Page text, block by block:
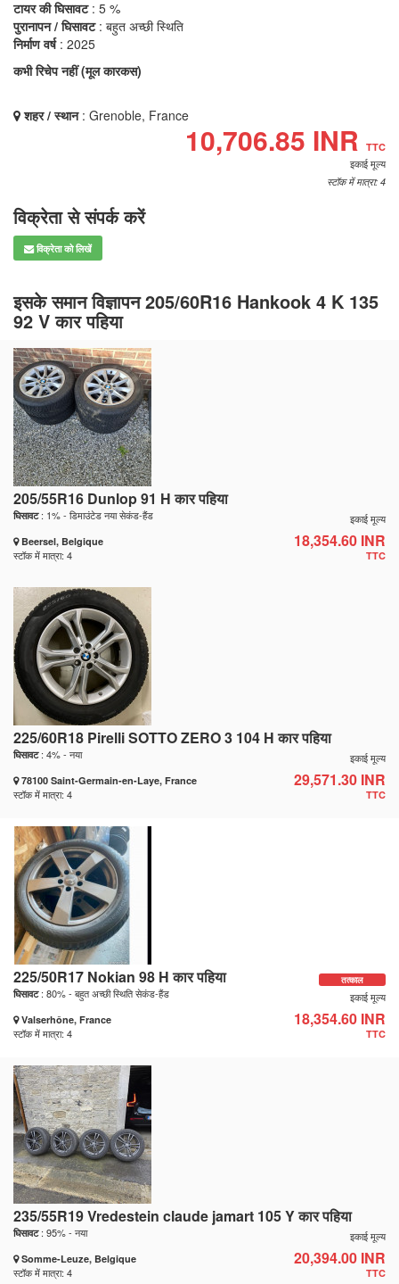
टायर की घिसावट: 5 %
पुरानापन / घिसावट: बहुत अच्छी स्थिति
निर्माण वर्ष: 2025
कभी रिचेप नहीं (मूल कारकस)
शहर / स्थान: Grenoble, France
10,706.85 INR TTC
इकाई मूल्य
स्टॉक में मात्रा: 4
विक्रेता से संपर्क करें
विक्रेता को लिखें
इसके समान विज्ञापन 205/60R16 Hankook 4 K 135
92 V कार पहिया
205/55R16 Dunlop 91 H कार पहिया
घिसावट: 1% - डिमाउंटेड नया सेकंड-हैंड
Beersel, Belgique
स्टॉक में मात्रा: 4
इकाई मूल्य
18,354.60 INR
TTC
225/60R18 Pirelli SOTTO ZERO 3 104 H कार पहिया
घिसावट: 4% - नया
78100 Saint-Germain-en-Laye, France
स्टॉक में मात्रा: 4
इकाई मूल्य
29,571.30 INR
TTC
225/50R17 Nokian 98 H कार पहिया
घिसावट: 80% - बहुत अच्छी स्थिति सेकंड-हैंड
Valserhône, France
स्टॉक में मात्रा: 4
तत्काल
इकाई मूल्य
18,354.60 INR
TTC
235/55R19 Vredestein claude jamart 105 Y कार पहिया
घिसावट: 95% - नया
Somme-Leuze, Belgique
स्टॉक में मात्रा: 4
इकाई मूल्य
20,394.00 INR
TTC